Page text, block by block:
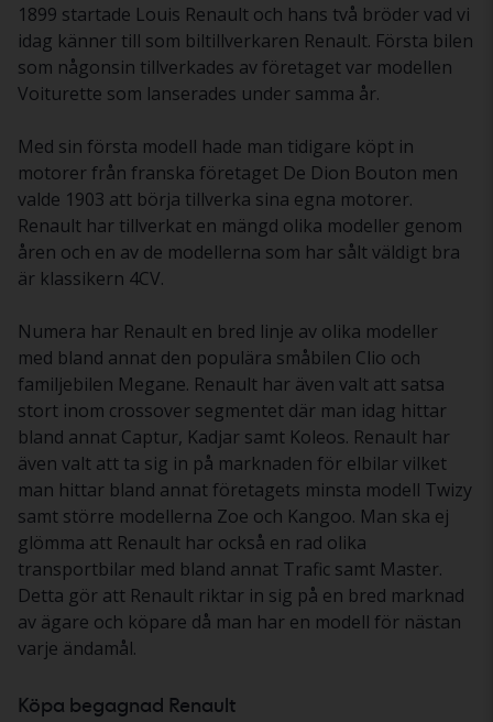
1899 startade Louis Renault och hans två bröder vad vi
idag känner till som biltillverkaren Renault. Första bilen
som någonsin tillverkades av företaget var modellen
Voiturette som lanserades under samma år.
Med sin första modell hade man tidigare köpt in
motorer från franska företaget De Dion Bouton men
valde 1903 att börja tillverka sina egna motorer.
Renault har tillverkat en mängd olika modeller genom
åren och en av de modellerna som har sålt väldigt bra
är klassikern 4CV.
Numera har Renault en bred linje av olika modeller
med bland annat den populära småbilen Clio och
familjebilen Megane. Renault har även valt att satsa
stort inom crossover segmentet där man idag hittar
bland annat Captur, Kadjar samt Koleos. Renault har
även valt att ta sig in på marknaden för elbilar vilket
man hittar bland annat företagets minsta modell Twizy
samt större modellerna Zoe och Kangoo. Man ska ej
glömma att Renault har också en rad olika
transportbilar med bland annat Trafic samt Master.
Detta gör att Renault riktar in sig på en bred marknad
av ägare och köpare då man har en modell för nästan
varje ändamål.
Köpa begagnad Renault